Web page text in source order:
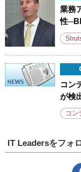
業務
性
コン
が検
コン
IT Leadersをフォ